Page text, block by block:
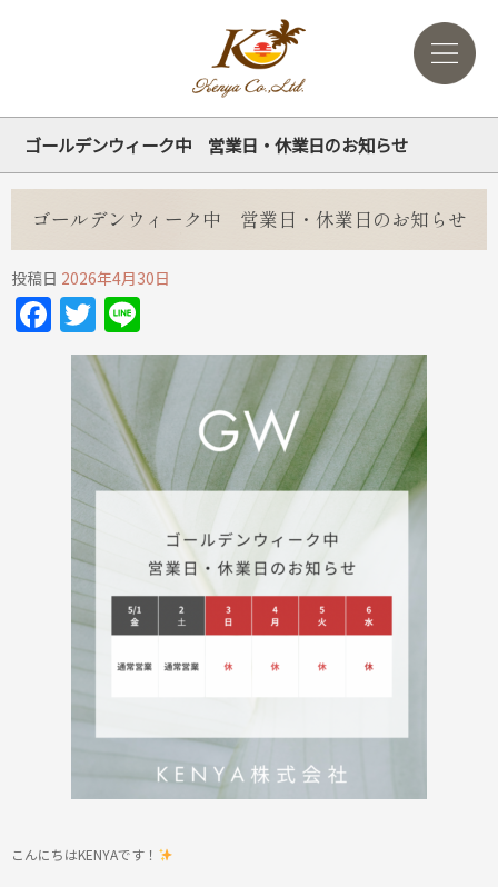
ゴールデンウィーク中 営業日・休業日のお知らせ
ゴールデンウィーク中 営業日・休業日のお知らせ
投稿日 2026年4月30日
Facebook
Twitter
こんにちはKENYA⁡です！